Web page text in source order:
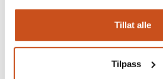
Tillat alle
Tilpass
dekor av gamle hus
Malermester Studsrud vant i
prisen for arbeidet med